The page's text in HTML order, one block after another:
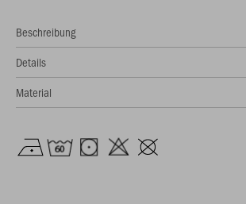
Beschreibung
Details
Material